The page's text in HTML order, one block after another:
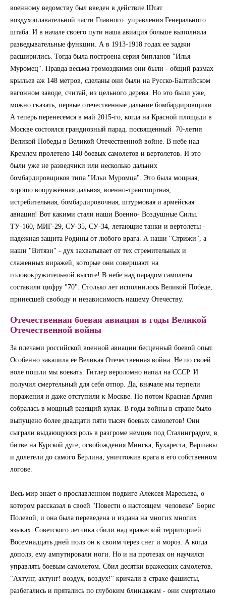
военному ведомству был введен в действие Штат
воздухоплавательной части Главного управления Генерального
штаба. И в начале своего пути наша авиация больше выполняла
разведывательные функции. А в 1913-1918 годах ее задачи
расширились. Тогда была построена серия бипланов "Илья
Муромец". Правда весьма громоздкими они были - общий размах
крыльев аж 148 метров, сделаны они были на Русско-Балтийском
вагонном заводе, считай, из цельного дерева. Но это были уже,
можно сказать, первые отечественные дальние бомбардировщики.
А теперь перенесемся в май 2015-го, когда на Красной площади в
Москве состоялся грандиозный парад, посвященный 70-летия
Великой Победы в Великой Отечественной войне. В небе над
Кремлем пролетело 140 боевых самолетов и вертолетов. И это
были уже не разведчики или несколько дальних
бомбардировщиков типа "Ильи Муромца". Это была мощная,
хорошо вооруженная дальняя, военно-транспортная,
истребительная, бомбардировочная, штурмовая и армейская
авиация! Вот какими стали наши Военно- Воздушные Силы.
ТУ-160, МИГ-29, СУ-35, СУ-34, летающие танки и вертолеты -
надежная защита Родины от любого врага. А наши "Стрижи", а
наши "Витязи" - дух захватывает от тех стремительных и
слаженных виражей, которые они совершают на
головокружительной высоте! В небе над парадом самолеты
составили цифру "70". Столько лет исполнилось Великой Победе,
принесшей свободу и независимость нашему Отечеству.
Отечественная боевая авиация в годы Великой
Отечественной войны
За плечами российской военной авиации бесценный боевой опыт.
Особенно закалила ее Великая Отечественная война. Не по своей
воле пошли мы воевать. Гитлер вероломно напал на СССР. И
получил смертельный для себя отпор. Да, вначале мы терпели
поражения и даже отступили к Москве. Но потом Красная Армия
собралась в мощный разящий кулак. В годы войны в стране было
выпущено более двадцати пяти тысяч боевых самолетов! Они
сыграли выдающуюся роль в разгроме немцев под Сталинградом, в
битве на Курской дуге, освобождения Минска, Бухареста, Варшавы
и долетели до самого Берлина, уничтожив врага в его собственном
логове.
Весь мир знает о прославленном подвиге Алексея Маресьева, о
котором рассказал в своей "Повести о настоящем человеке" Борис
Полевой, и она была переведена и издана на многих многих
языках. Советского летчика сбили над вражеской территорией.
Восемнадцать дней полз он к своим через снег и мороз. А когда
дополз, ему ампутировали ноги. Но и на протезах он научился
управлять боевым самолетом. Сбил десятки вражеских самолетов.
"Ахтунг, ахтунг! воздух, воздух!" кричали в страхе фашисты,
разбегались и прятались по глубоким блиндажам - они смертельно